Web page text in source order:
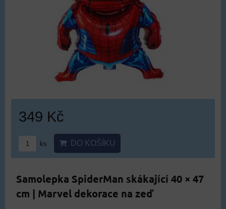
349 Kč
ks DO KOŠÍKU
Samolepka SpiderMan skákající 40 × 47
cm | Marvel dekorace na zeď